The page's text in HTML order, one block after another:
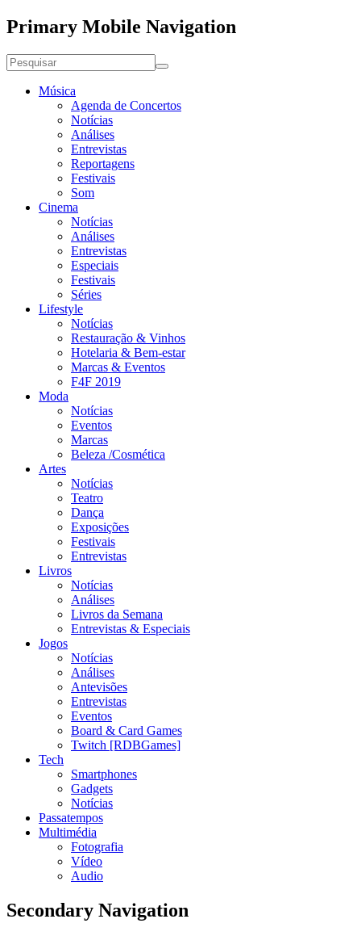
Primary Mobile Navigation
Música
Agenda de Concertos
Notícias
Análises
Entrevistas
Reportagens
Festivais
Som
Cinema
Notícias
Análises
Entrevistas
Especiais
Festivais
Séries
Lifestyle
Notícias
Restauração & Vinhos
Hotelaria & Bem-estar
Marcas & Eventos
F4F 2019
Moda
Notícias
Eventos
Marcas
Beleza /Cosmética
Artes
Notícias
Teatro
Dança
Exposições
Festivais
Entrevistas
Livros
Notícias
Análises
Livros da Semana
Entrevistas & Especiais
Jogos
Notícias
Análises
Antevisões
Entrevistas
Eventos
Board & Card Games
Twitch [RDBGames]
Tech
Smartphones
Gadgets
Notícias
Passatempos
Multimédia
Fotografia
Vídeo
Audio
Secondary Navigation